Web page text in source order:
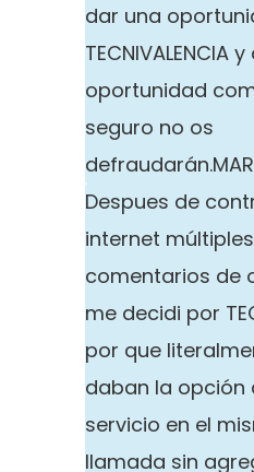
dar una
TECNIVALENCIA
oportunidad
seguro no os
defraudarán.
Despues de
internet
comentarios de
me decidi por
por que
daban la opción
servicio en el
llamada sin